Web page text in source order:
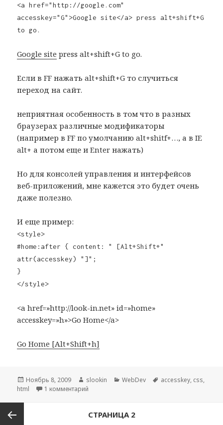
<a href="http://google.com"
accesskey="G">Google site</a> press alt+shift+G
to go.
Google site press alt+shift+G to go.
Если в FF нажать alt+shift+G то случиться
переход на сайт.
неприятная особенность в том что в разных
браузерах различные модификаторы
(например в FF по умолчанию alt+shitf+…, а в IE
alt+ а потом еще и Enter нажать)
Но для консолей управления и интерфейсов
веб-приложений, мне кажется это будет очень
даже полезно.
И еще пример:
<style>
#home:after { content: " [Alt+Shift+"
attr(accesskey) "]";
}
</style>
<a href=»http://look-in.net» id=»home»
accesskey=»h»>Go Home</a>
Go Home
Опубликовано
Ноябрь 8, 2009 Автор
slookin Рубрики
WebDev Метки
accesskey, css,
html
1 комментарий
по
СТРАНИЦА 2